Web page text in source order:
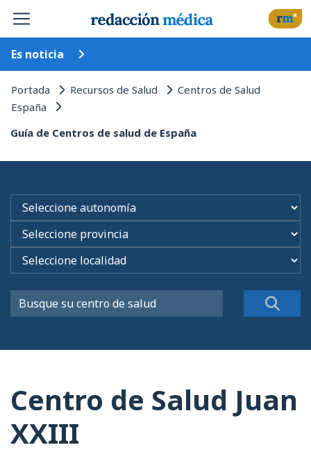
Es noticia
Portada Recursos de Salud Centros de Salud
España
Guía de Centros de salud de España
Centro de Salud Juan
XXIII